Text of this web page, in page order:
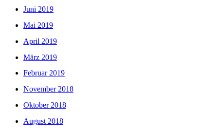
Juni 2019
Mai 2019
April 2019
März 2019
Februar 2019
November 2018
Oktober 2018
August 2018